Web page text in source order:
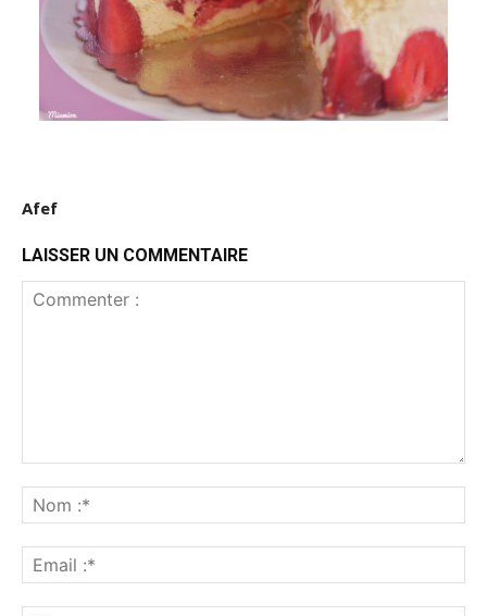
Afef
LAISSER UN COMMENTAIRE